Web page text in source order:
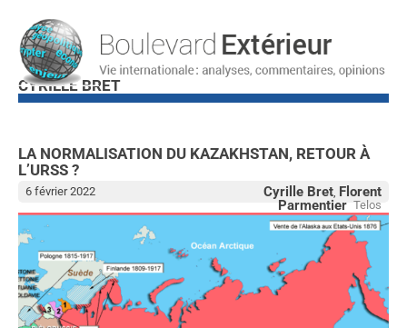
CYRILLE BRET
LA NORMALISATION DU KAZAKHSTAN, RETOUR À
L’URSS ?
Cyrille Bret Florent
Parmentier Telos
6 février 2022